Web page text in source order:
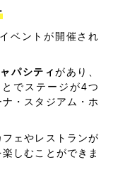
ベントが開催され
パシティがあり、
でステージが4つ
・スタジアム・ホ
ェやレストランが
しむことができま